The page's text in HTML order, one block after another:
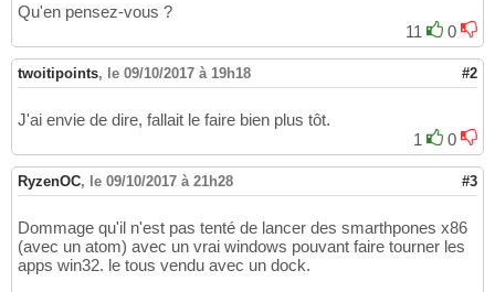
Qu'en pensez-vous ?
11
0
twoitipoints, le 09/10/2017 à 19h18 #2
J'ai envie de dire, fallait le faire bien plus tôt.
1
0
RyzenOC, le 09/10/2017 à 21h28 #3
Dommage qu'il n'est pas tenté de lancer des smarthpones x86
(avec un atom) avec un vrai windows pouvant faire tourner les
apps win32. le tous vendu avec un dock.